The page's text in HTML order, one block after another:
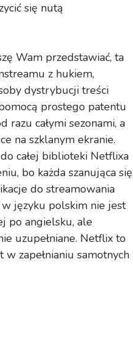
się nutą
Wam przedstawiać, ta
z hukiem,
dystrybucji treści
prostego patentu
razu całymi sezonami, a
na szklanym ekranie.
całej biblioteki Netflixa
bo każda szanująca się
do streamowania
w języku polskim nie jest
po angielsku, ale
uzupełniane. Netflix to
zapełnianiu samotnych